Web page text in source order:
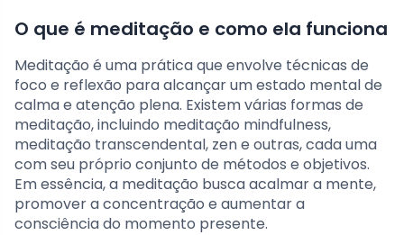
O que é meditação e como ela funciona
Meditação é uma prática que envolve técnicas de
foco e reflexão para alcançar um estado mental de
calma e atenção plena. Existem várias formas de
meditação, incluindo meditação mindfulness,
meditação transcendental, zen e outras, cada uma
com seu próprio conjunto de métodos e objetivos.
Em essência, a meditação busca acalmar a mente,
promover a concentração e aumentar a
consciência do momento presente.